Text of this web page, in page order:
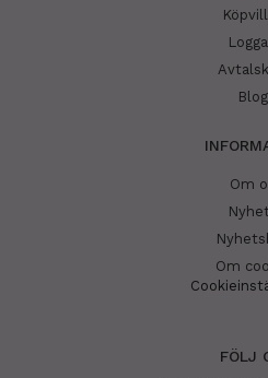
Om
Om
FÖLJ